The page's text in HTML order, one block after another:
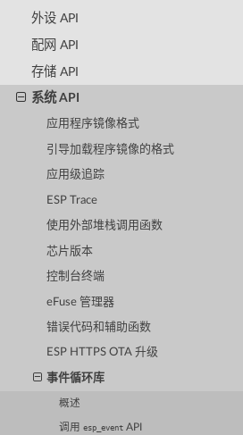
外设 API
配网 API
存储 API
系统 API
应用程序镜像格式
引导加载程序镜像的格式
应用级追踪
ESP Trace
使用外部堆栈调用函数
芯片版本
控制台终端
eFuse 管理器
错误代码和辅助函数
ESP HTTPS OTA 升级
事件循环库
概述
调用esp_event API